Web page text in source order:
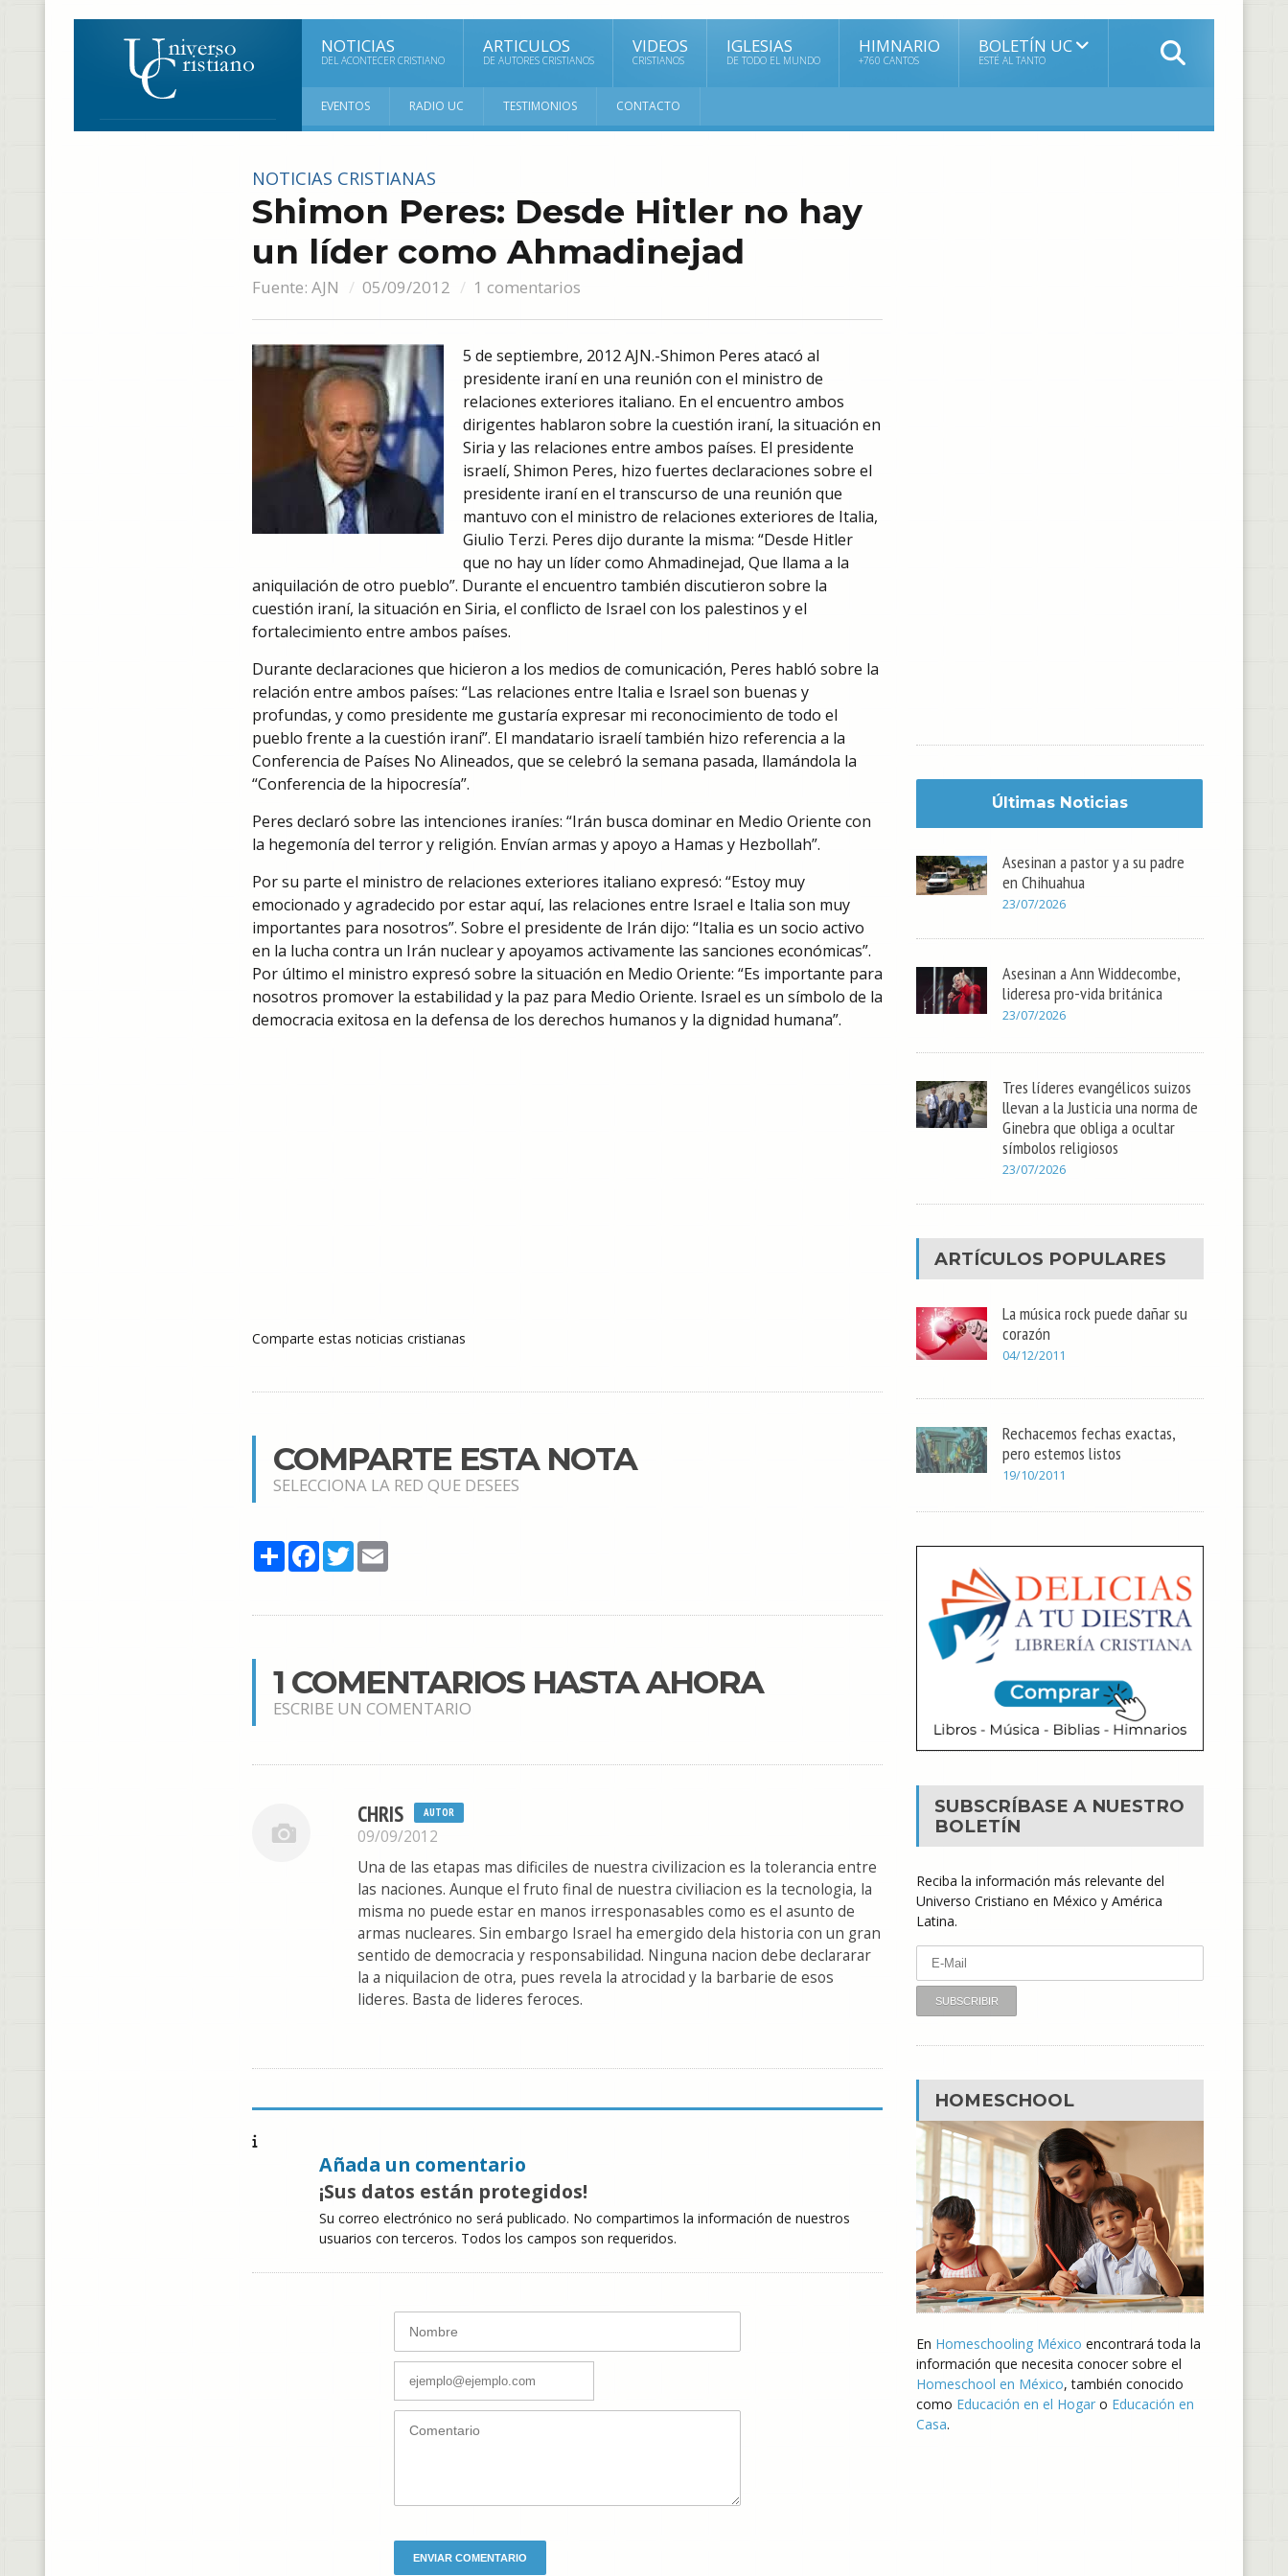
NOTICIAS
DEL ACONTECER CRISTIANO
ARTICULOS
DE AUTORES CRISTIANOS
VIDEOS
CRISTIANOS
IGLESIAS
DE TODO EL MUNDO
HIMNARIO
+760 CANTOS
BOLETÍN UC
ESTÉ AL TANTO
EVENTOS RADIO UC TESTIMONIOS CONTACTO
NOTICIAS CRISTIANAS
Shimon Peres: Desde Hitler no hay
un líder como Ahmadinejad
Fuente: AJN 05/09/2012 1 comentarios
5 de septiembre, 2012 AJN.-Shimon Peres atacó al
presidente iraní en una reunión con el ministro de
relaciones exteriores italiano. En el encuentro ambos
dirigentes hablaron sobre la cuestión iraní, la situación en
Siria y las relaciones entre ambos países. El presidente
israelí, Shimon Peres, hizo fuertes declaraciones sobre el
presidente iraní en el transcurso de una reunión que
mantuvo con el ministro de relaciones exteriores de Italia,
Giulio Terzi. Peres dijo durante la misma: “Desde Hitler
que no hay un líder como Ahmadinejad, Que llama a la
aniquilación de otro pueblo”. Durante el encuentro también discutieron sobre la
cuestión iraní, la situación en Siria, el conflicto de Israel con los palestinos y el
fortalecimiento entre ambos países.
Durante declaraciones que hicieron a los medios de comunicación, Peres habló sobre la
relación entre ambos países: “Las relaciones entre Italia e Israel son buenas y
profundas, y como presidente me gustaría expresar mi reconocimiento de todo el
pueblo frente a la cuestión iraní”. El mandatario israelí también hizo referencia a la
Conferencia de Países No Alineados, que se celebró la semana pasada, llamándola la
“Conferencia de la hipocresía”.
Peres declaró sobre las intenciones iraníes: “Irán busca dominar en Medio Oriente con
la hegemonía del terror y religión. Envían armas y apoyo a Hamas y Hezbollah”.
Por su parte el ministro de relaciones exteriores italiano expresó: “Estoy muy
emocionado y agradecido por estar aquí, las relaciones entre Israel e Italia son muy
importantes para nosotros”. Sobre el presidente de Irán dijo: “Italia es un socio activo
en la lucha contra un Irán nuclear y apoyamos activamente las sanciones económicas”.
Por último el ministro expresó sobre la situación en Medio Oriente: “Es importante para
nosotros promover la estabilidad y la paz para Medio Oriente. Israel es un símbolo de la
democracia exitosa en la defensa de los derechos humanos y la dignidad humana”.
Comparte estas noticias cristianas
COMPARTE ESTA NOTA
SELECCIONA LA RED QUE DESEES
ShareFacebook
TwitterEmail
1 COMENTARIOS HASTA AHORA
ESCRIBE UN COMENTARIO
CHRIS AUTOR
09/09/2012
Una de las etapas mas dificiles de nuestra civilizacion es la tolerancia entre
las naciones. Aunque el fruto final de nuestra civiliacion es la tecnologia, la
misma no puede estar en manos irresponasables como es el asunto de
armas nucleares. Sin embargo Israel ha emergido dela historia con un gran
sentido de democracia y responsabilidad. Ninguna nacion debe declararar
la a niquilacion de otra, pues revela la atrocidad y la barbarie de esos
lideres. Basta de lideres feroces.
Añada un comentario
¡Sus datos están protegidos!
Su correo electrónico no será publicado. No compartimos la información de nuestros
usuarios con terceros. Todos los campos son requeridos.
Últimas Noticias
Asesinan a pastor y a su padre
en Chihuahua
23/07/2026
Asesinan a Ann Widdecombe,
lideresa pro-vida británica
23/07/2026
Tres líderes evangélicos suizos
llevan a la Justicia una norma de
Ginebra que obliga a ocultar
símbolos religiosos
23/07/2026
ARTÍCULOS POPULARES
La música rock puede dañar su
corazón
04/12/2011
Rechacemos fechas exactas,
pero estemos listos
19/10/2011
SUBSCRÍBASE A NUESTRO
BOLETÍN
Reciba la información más relevante del
Universo Cristiano en México y América
Latina.
HOMESCHOOL
En Homeschooling México encontrará toda la
información que necesita conocer sobre el
Homeschool en México, también conocido
como Educación en el Hogar o Educación en
Casa.